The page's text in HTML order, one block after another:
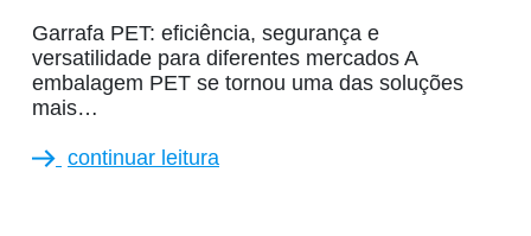
Garrafa PET: eficiência, segurança e
versatilidade para diferentes mercados A
embalagem PET se tornou uma das soluções
mais…
continuar leitura